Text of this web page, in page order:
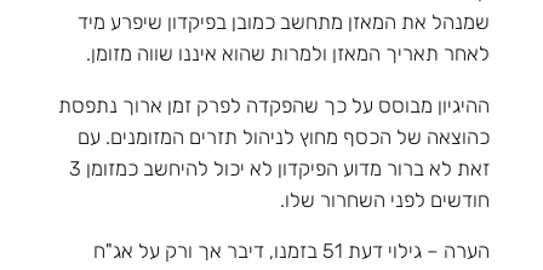
שמנהל את המאזן מתחשב כמובן בפיקדון שיפרע מיד
לאחר תאריך המאזן ולמרות שהוא איננו שווה מזומן.
ההיגיון מבוסס על כך שהפקדה לפרק זמן ארוך נתפסת
כהוצאה של הכסף מחוץ לניהול תזרים המזומנים. עם
זאת לא ברור מדוע הפיקדון לא יכול להיחשב כמזומן 3
חודשים לפני השחרור שלו.
הערה – גילוי דעת 51 בזמנו, דיבר אך ורק על אג"ח